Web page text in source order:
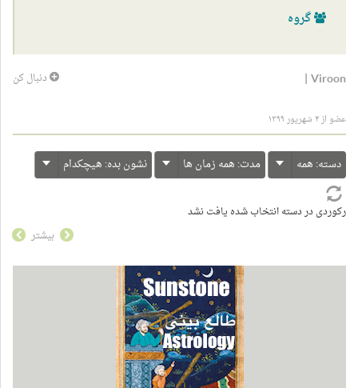
گروه
دنبال کن Viroon
|
عضو از ۴ شهریور ۱۳۹۹
دسته: همه مدت: همه زمان ها نشون بده: هیچکدام
رکوردی در دسته انتخاب شده یافت نشد
بیشتر